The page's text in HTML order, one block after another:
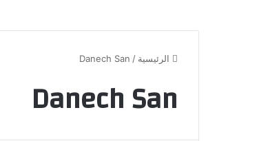
الرئيسية /
Danech San
Danech San